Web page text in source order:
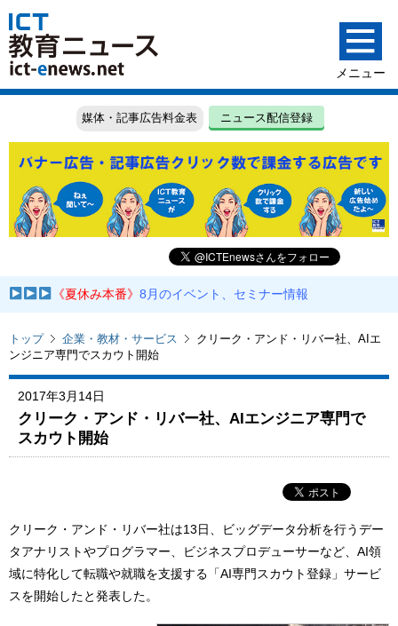
媒体・記事広告料金表 ニュース配信登録
《夏休み本番》8月のイベント、セミナー情報
トップ 企業・教材・サービス
クリーク・アンド・リバー社、AIエ
ンジニア専門でスカウト開始
2017年3月14日
クリーク・アンド・リバー社、AIエンジニア専門で
スカウト開始
クリーク・アンド・リバー社は13日、ビッグデータ分析を行うデー
タアナリストやプログラマー、ビジネスプロデューサーなど、AI領
域に特化して転職や就職を支援する「AI専門スカウト登録」サービ
スを開始したと発表した。